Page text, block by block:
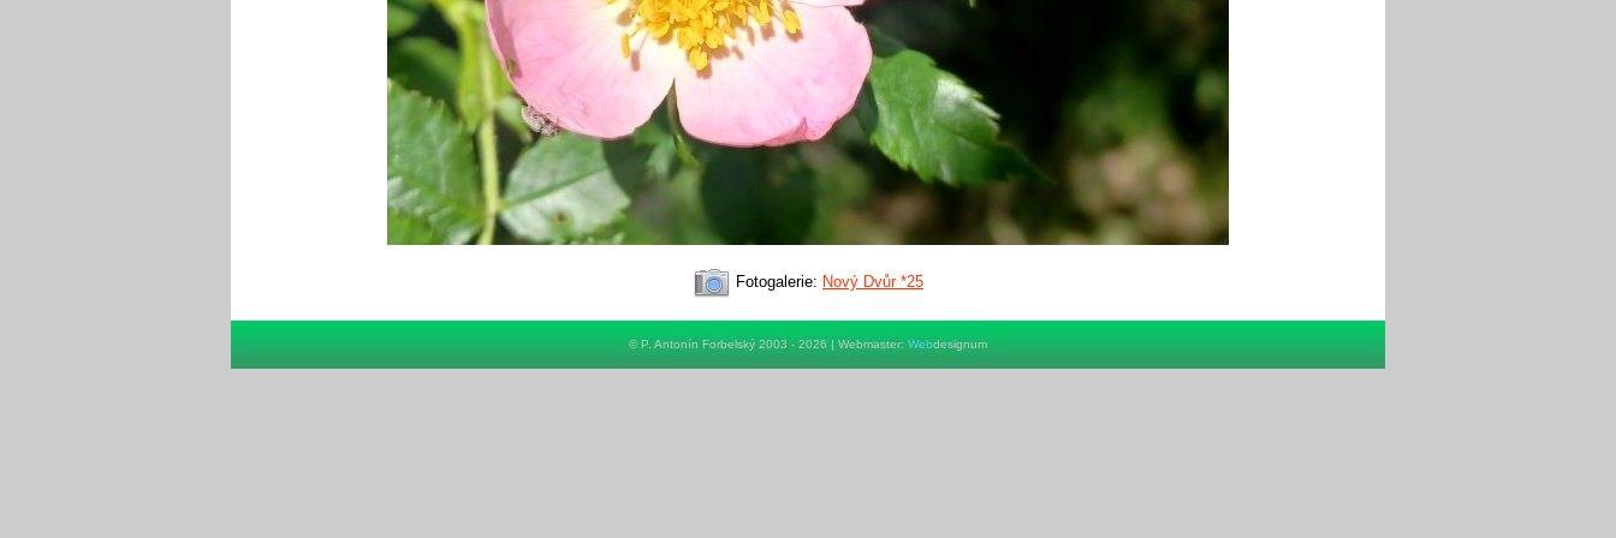
Fotogalerie: Nový Dvůr *25
© P. Antonín Forbelský 2003 - 2026 | Webmaster: Webdesignum